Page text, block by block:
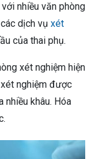
nhiều văn phòng
dịch vụ xét
của thai phụ.
xét nghiệm hiện
nghiệm được
nhiều khâu. Hóa